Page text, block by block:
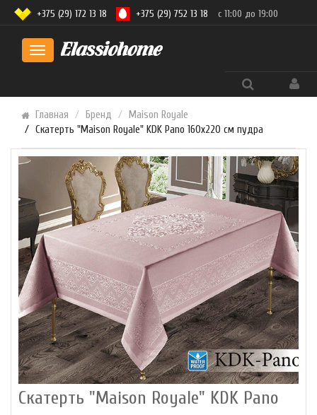
Toggle
+375 (29) 172 13 18 +375 (29) 752 13 18 с 11:00 до 19:00
Главная Бренд
Maison Royale
Скатерть "Maison Royale" KDK Pano 160x220 см пудра
Скатерть "Maison Royale" KDK Pano